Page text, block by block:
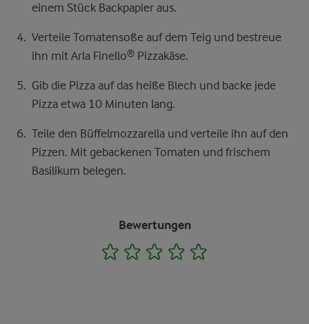
einem Stück Backpapier aus.
Verteile Tomatensoße auf dem Teig und bestreue
ihn mit Arla Finello® Pizzakäse.
Gib die Pizza auf das heiße Blech und backe jede
Pizza etwa 10 Minuten lang.
Teile den Büffelmozzarella und verteile ihn auf den
Pizzen. Mit gebackenen Tomaten und frischem
Basilikum belegen.
Bewertungen
1 2 3 4